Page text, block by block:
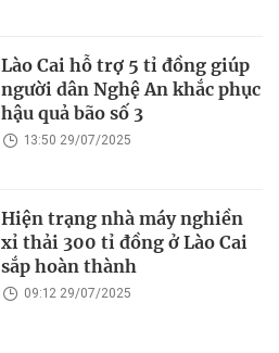
Lào Cai hỗ trợ 5 tỉ đồng giúp
người dân Nghệ An khắc phục
hậu quả bão số 3
13:50 29/07/2025
Hiện trạng nhà máy nghiền
xỉ thải 300 tỉ đồng ở Lào Cai
sắp hoàn thành
09:12 29/07/2025